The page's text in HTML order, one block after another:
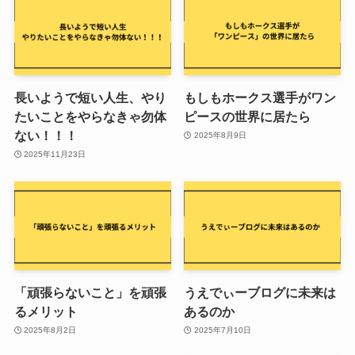
長いようで短い人生、やり
たいことをやらなきゃ勿体
ない！！！
2025年11月23日
もしもホークス選手がワン
ピースの世界に居たら
2025年8月9日
「頑張らないこと」を頑張
るメリット
2025年8月2日
うえでぃーブログに未来は
あるのか
2025年7月10日